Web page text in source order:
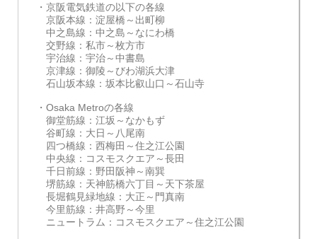
・京阪電気鉄道の以下の各線
京阪本線：淀屋橋～出町柳
中之島線：中之島～なにわ橋
交野線：私市～枚方市
宇治線：宇治～中書島
京津線：御陵～びわ湖浜大津
石山坂本線：坂本比叡山口～石山寺
・Osaka Metroの各線
御堂筋線：江坂～なかもず
谷町線：大日～八尾南
四つ橋線：西梅田～住之江公園
中央線：コスモスクエア～長田
千日前線：野田阪神～南巽
堺筋線：天神筋橋六丁目～天下茶屋
長堀鶴見緑地線：大正～門真南
今里筋線：井高野～今里
ニュートラム：コスモスクエア～住之江公園